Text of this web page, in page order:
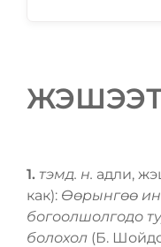
1. тэмд. н. адли,
как): Ѳѳрынгѳѳ
богоолшолгодо
болохол (Б.